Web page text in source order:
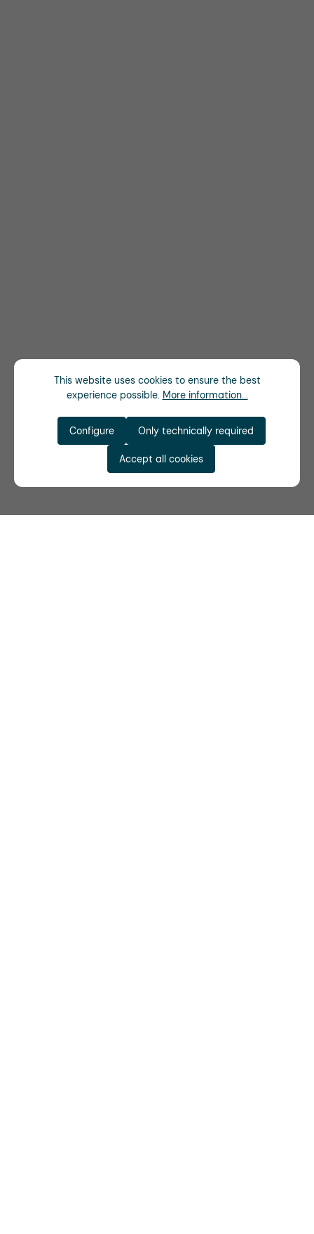
This website uses cookies to ensure the best
experience possible. More information...
Only technically required
Configure
Accept all cookies